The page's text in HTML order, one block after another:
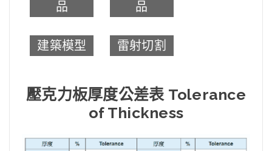
品
品
建築模型 雷射切割
壓克力板厚度公差表 Tolerance
of Thickness